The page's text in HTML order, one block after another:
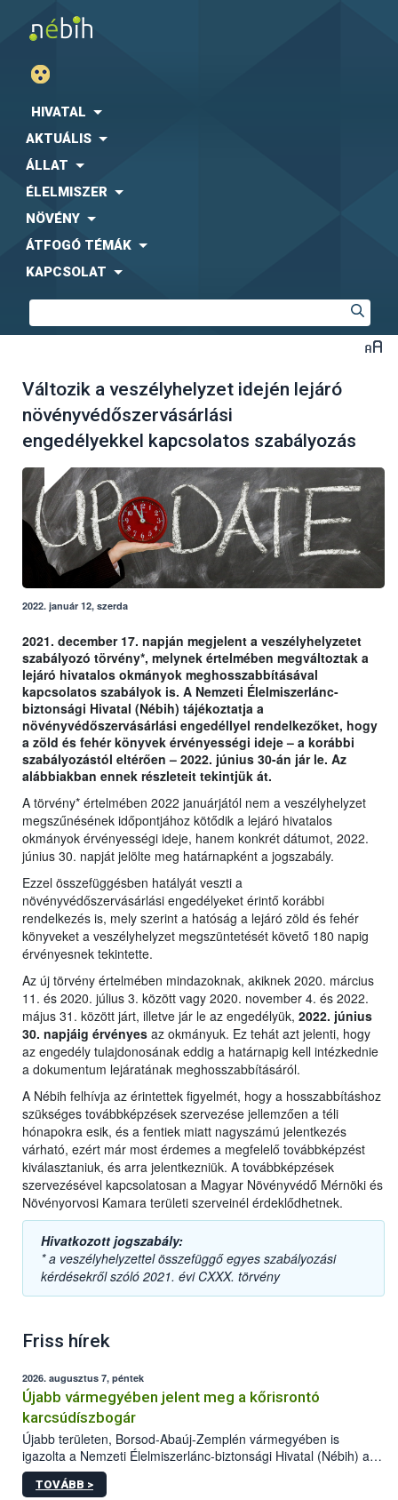
HIVATAL
AKTUÁLIS
ÁLLAT
ÉLELMISZER
NÖVÉNY
ÁTFOGÓ TÉMÁK
KAPCSOLAT
Változik a veszélyhelyzet idején lejáró
növényvédőszervásárlási
engedélyekkel kapcsolatos szabályozás
2022. január 12, szerda
2021. december 17. napján megjelent a veszélyhelyzetet
szabályozó törvény*, melynek értelmében megváltoztak a
lejáró hivatalos okmányok meghosszabbításával
kapcsolatos szabályok is. A Nemzeti Élelmiszerlánc-
biztonsági Hivatal (Nébih) tájékoztatja a
növényvédőszervásárlási engedéllyel rendelkezőket, hogy
a zöld és fehér könyvek érvényességi ideje – a korábbi
szabályozástól eltérően – 2022. június 30-án jár le. Az
alábbiakban ennek részleteit tekintjük át.
A törvény* értelmében 2022 januárjától nem a veszélyhelyzet
megszűnésének időpontjához kötődik a lejáró hivatalos
okmányok érvényességi ideje, hanem konkrét dátumot, 2022.
június 30. napját jelölte meg határnapként a jogszabály.
Ezzel összefüggésben hatályát veszti a
növényvédőszervásárlási engedélyeket érintő korábbi
rendelkezés is, mely szerint a hatóság a lejáró zöld és fehér
könyveket a veszélyhelyzet megszüntetését követő 180 napig
érvényesnek tekintette.
Az új törvény értelmében mindazoknak, akiknek 2020. március
11. és 2020. július 3. között vagy 2020. november 4. és 2022.
május 31. között járt, illetve jár le az engedélyük, 2022. június
30. napjáig érvényes az okmányuk. Ez tehát azt jelenti, hogy
az engedély tulajdonosának eddig a határnapig kell intézkednie
a dokumentum lejáratának meghosszabbításáról.
A Nébih felhívja az érintettek figyelmét, hogy a hosszabbításhoz
szükséges továbbképzések szervezése jellemzően a téli
hónapokra esik, és a fentiek miatt nagyszámú jelentkezés
várható, ezért már most érdemes a megfelelő továbbképzést
kiválasztaniuk, és arra jelentkezniük. A továbbképzések
szervezésével kapcsolatosan a Magyar Növényvédő Mérnöki és
Növényorvosi Kamara területi szerveinél érdeklődhetnek.
Hivatkozott jogszabály:
* a veszélyhelyzettel összefüggő egyes szabályozási
kérdésekről szóló 2021. évi CXXX. törvény
Friss hírek
2026. augusztus 7, péntek
Újabb vármegyében jelent meg a kőrisrontó
karcsúdíszbogár
Újabb területen, Borsod-Abaúj-Zemplén vármegyében is
igazolta a Nemzeti Élelmiszerlánc-biztonsági Hivatal (Nébih) a
kőrisrontó karcsúdíszbogár (Agrilus planipennis) jelenlétét. A
kártevőt nem csak színcsapdában találták meg, de már fertőzött
TOVÁBB >